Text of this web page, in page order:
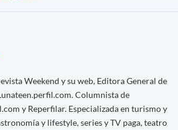
Weekend y su web, Editora General de
Columnista de
y Reperfilar. Especializada en turismo y
y lifestyle, series y TV paga, teatro